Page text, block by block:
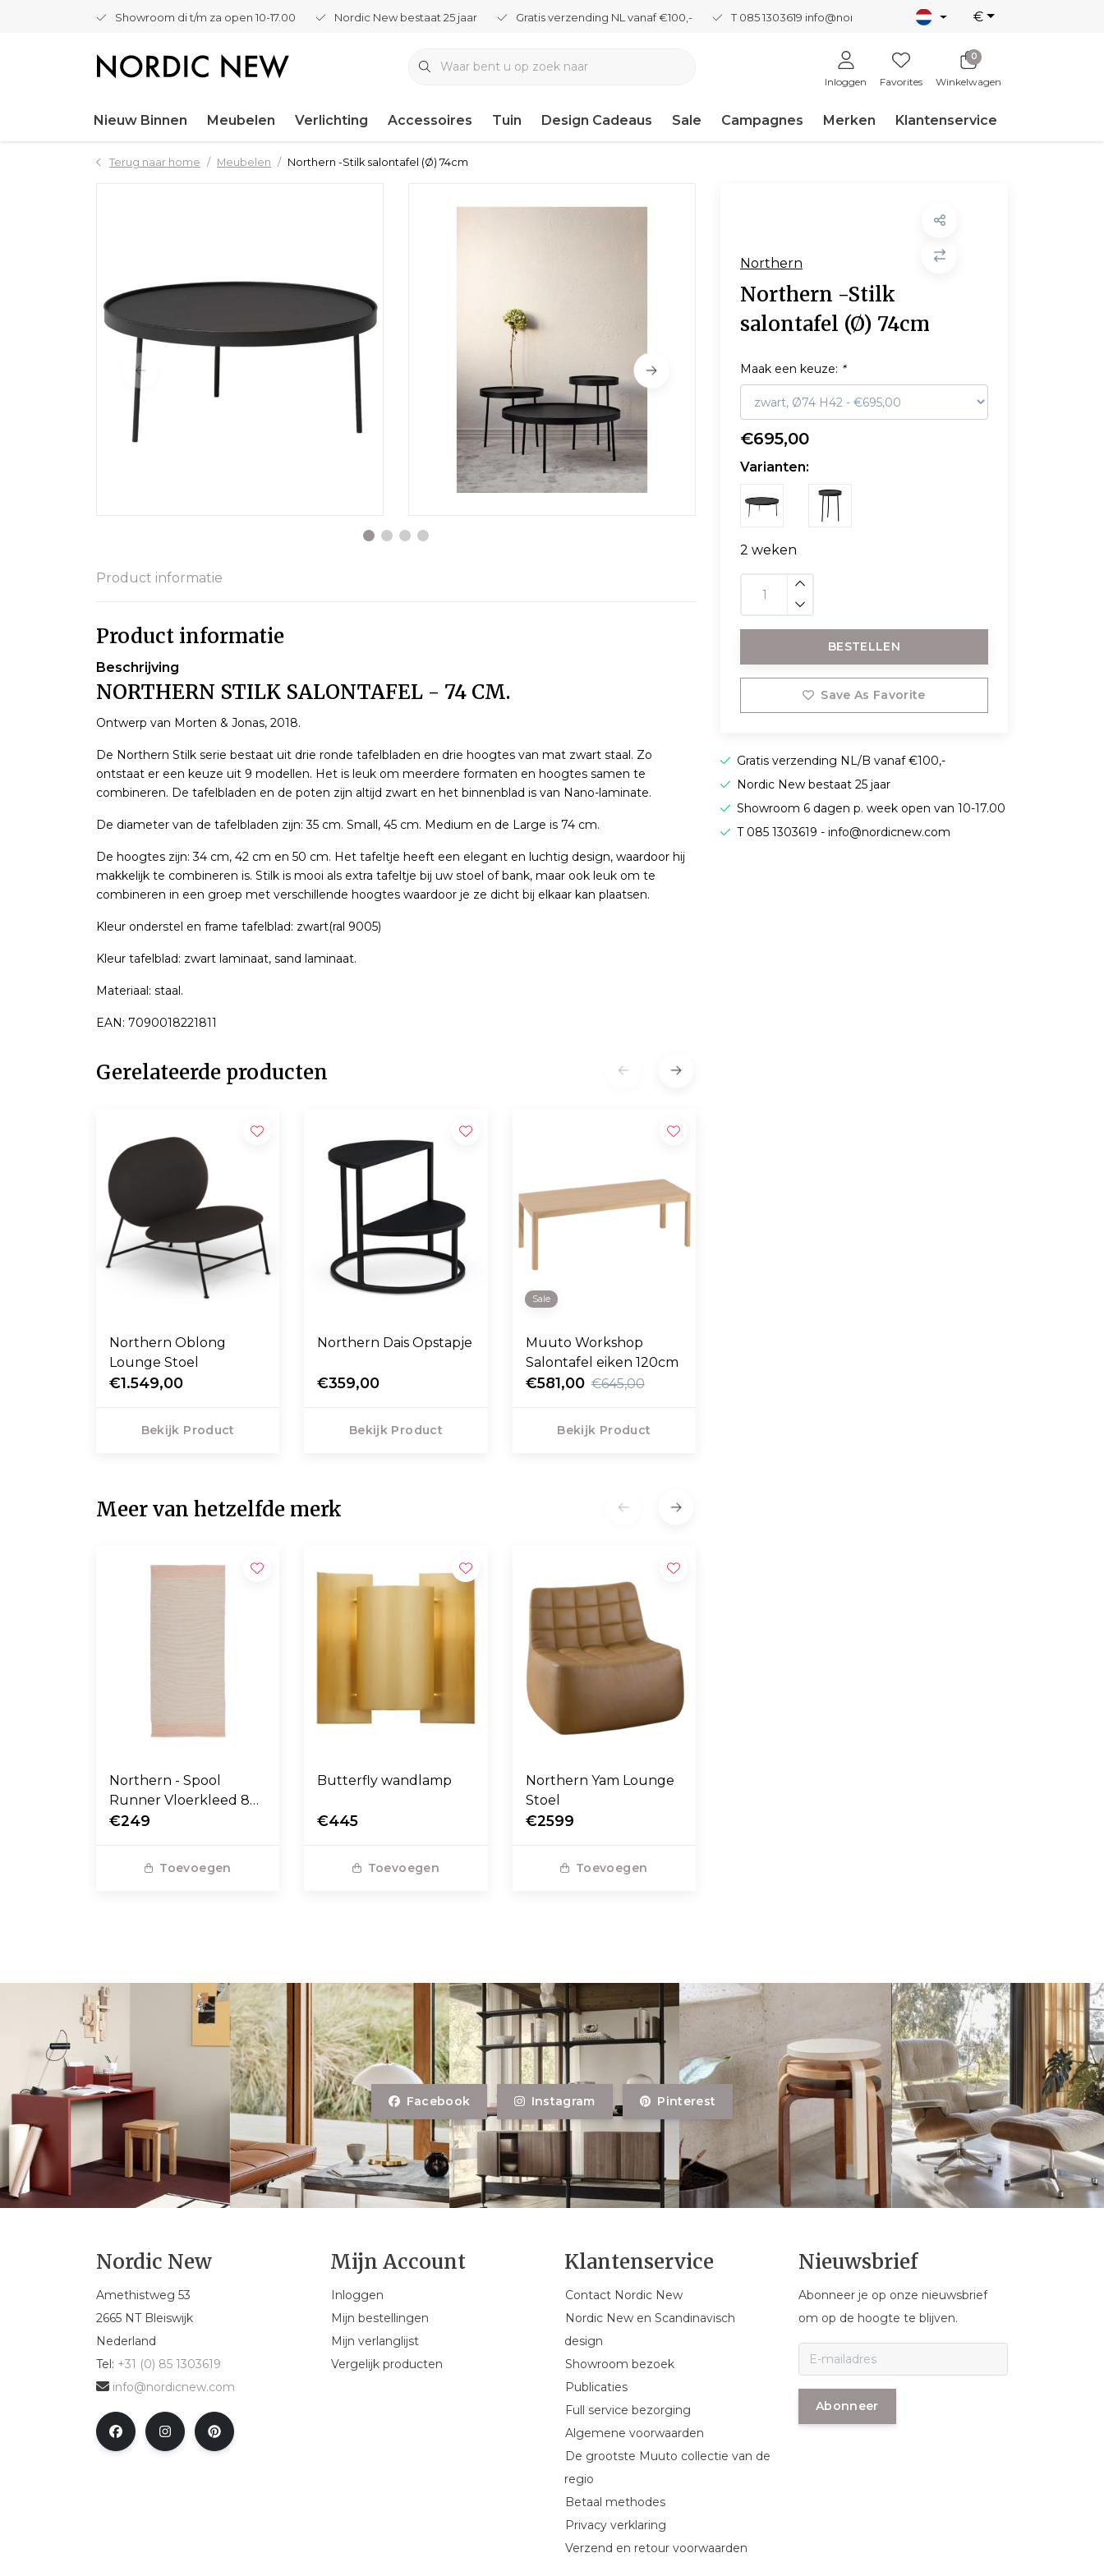
Showroom di t/m za open 10-17.00 Nordic New bestaat 25 jaar Gratis verzending NL vanaf €100,- T 085 1303619 info@nordicnew.nl €
Inloggen Favorites
0
Winkelwagen
Nieuw Binnen Meubelen Verlichting Accessoires Tuin Design Cadeaus Sale Campagnes Merken Klantenservice
Terug naar home Meubelen Northern -Stilk salontafel (Ø) 74cm
Northern
Northern -Stilk
salontafel (Ø) 74cm
Maak een keuze: *
€695,00
Varianten:
2 weken
BESTELLEN
Save As Favorite
Gratis verzending NL/B vanaf €100,-
Nordic New bestaat 25 jaar
Showroom 6 dagen p. week open van 10-17.00
T 085 1303619 -info@nordicnew.com
Product informatie
Product informatie
Beschrijving
NORTHERN STILK SALONTAFEL - 74 CM.
Ontwerp van Morten & Jonas, 2018.
De Northern Stilk serie bestaat uit drie ronde tafelbladen en drie hoogtes van mat zwart staal. Zo
ontstaat er een keuze uit 9 modellen. Het is leuk om meerdere formaten en hoogtes samen te
combineren. De tafelbladen en de poten zijn altijd zwart en het binnenblad is van Nano-laminate.
De diameter van de tafelbladen zijn: 35 cm. Small, 45 cm. Medium en de Large is 74 cm.
De hoogtes zijn: 34 cm, 42 cm en 50 cm. Het tafeltje heeft een elegant en luchtig design, waardoor hij
makkelijk te combineren is. Stilk is mooi als extra tafeltje bij uw stoel of bank, maar ook leuk om te
combineren in een groep met verschillende hoogtes waardoor je ze dicht bij elkaar kan plaatsen.
Kleur onderstel en frame tafelblad: zwart(ral 9005)
Kleur tafelblad: zwart laminaat, sand laminaat.
Materiaal: staal.
EAN: 7090018221811
Gerelateerde producten
Northern Oblong
Lounge Stoel
€1.549,00
Bekijk Product
Northern Dais Opstapje
€359,00
Bekijk Product
Sale
Muuto Workshop
Salontafel eiken 120cm
€581,00 €645,00
Bekijk Product
Meer van hetzelfde merk
Northern - Spool
Runner Vloerkleed 80
x 200
€249
Toevoegen
Butterfly wandlamp
€445
Toevoegen
Northern Yam Lounge
Stoel
€2599
Toevoegen
Facebook Instagram Pinterest
Nordic New
Amethistweg 53
2665 NT Bleiswijk
Nederland
Tel: +31 (0) 85 1303619
info@nordicnew.com
Mijn Account
Inloggen
Mijn bestellingen
Mijn verlanglijst
Vergelijk producten
Klantenservice
Contact Nordic New
Nordic New en Scandinavisch
design
Showroom bezoek
Publicaties
Full service bezorging
Algemene voorwaarden
De grootste Muuto collectie van de
regio
Betaal methodes
Privacy verklaring
Verzend en retour voorwaarden
Nieuwsbrief
Abonneer je op onze nieuwsbrief
om op de hoogte te blijven.
Abonneer